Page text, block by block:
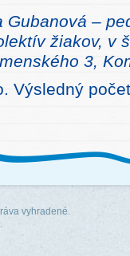
Gubanová –
žiakov, v
3,
Výsledný
vyhradené.